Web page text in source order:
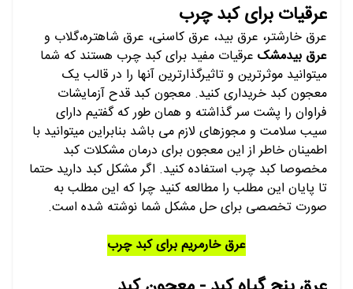
عرقیات برای کبد چرب
عرق خارشتر، عرق بید، عرق کاسنی، عرق شاهتره،گلاب و
عرق بیدمشک عرقیات مفید برای کبد چرب هستند که شما
میتوانید موثرترین و تاثیرگذارترین آنها را در قالب یک
معجون کبد خریداری کنید. معجون کبد قدح آزمایشات
فراوان را پشت سر گذاشته و همان طور که گفتیم دارای
سیب سلامت و مجوزهای لازم می باشد بنابراین میتوانید با
اطمینان خاطر از این معجون برای درمان مشکلات کبد
مخصوصا کبد چرب استفاده کنید. اگر مشکل کبد دارید حتما
تا پایان این مطلب را مطالعه کنید چرا که این مطلب به
صورت تخصصی برای حل مشکل شما نوشته شده است.
عرق خارمریم برای کبد چرب